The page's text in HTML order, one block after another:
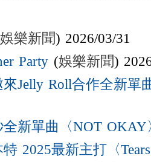
娛樂新聞) 2026/03/31
Party (娛樂新聞)
Jelly Roll合作全新單
新單曲〈NOT OKAY
2025最新主打〈